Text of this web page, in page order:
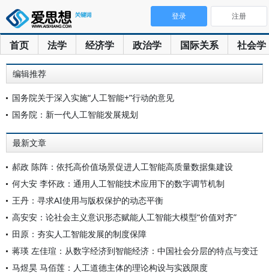
首页 法学 经济学 政治学 国际关系 社会学
登录 注册
编辑推荐
国务院关于深入实施“人工智能+”行动的意见
国务院：新一代人工智能发展规划
最新文章
郝政 陈阵：依托高价值场景促进人工智能高质量数据集建设
何大安 李怀政：通用人工智能技术应用下的数字调节机制
王丹：寻求AI使用与版权保护的动态平衡
高安安：论社会主义意识形态赋能人工智能大模型“价值对齐”
田原：夯实人工智能发展的制度保障
蒋瑛 左佳瑄：从数字经济到智能经济：中国社会分层的特点与变迁
马煜昊 马佰莲：人工道德主体的理论构设与实践限度